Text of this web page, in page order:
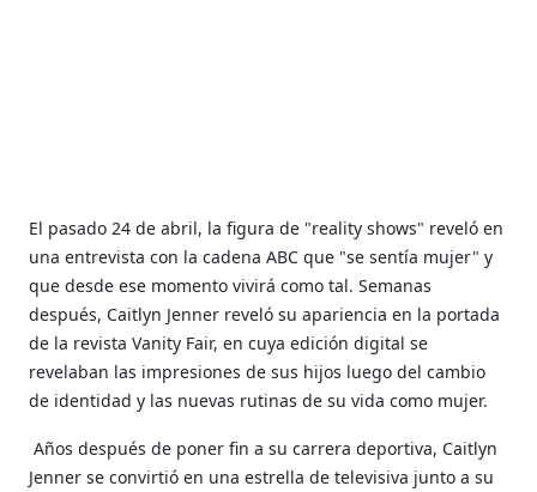
El pasado 24 de abril, la figura de "reality shows" reveló en
una entrevista con la cadena ABC que "se sentía mujer" y
que desde ese momento vivirá como tal. Semanas
después, Caitlyn Jenner reveló su apariencia en la portada
de la revista Vanity Fair, en cuya edición digital se
revelaban las impresiones de sus hijos luego del cambio
de identidad y las nuevas rutinas de su vida como mujer.
Años después de poner fin a su carrera deportiva, Caitlyn
Jenner se convirtió en una estrella de televisiva junto a su